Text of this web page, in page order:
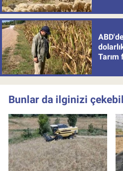
Tarım
Bunlar da ilginizi